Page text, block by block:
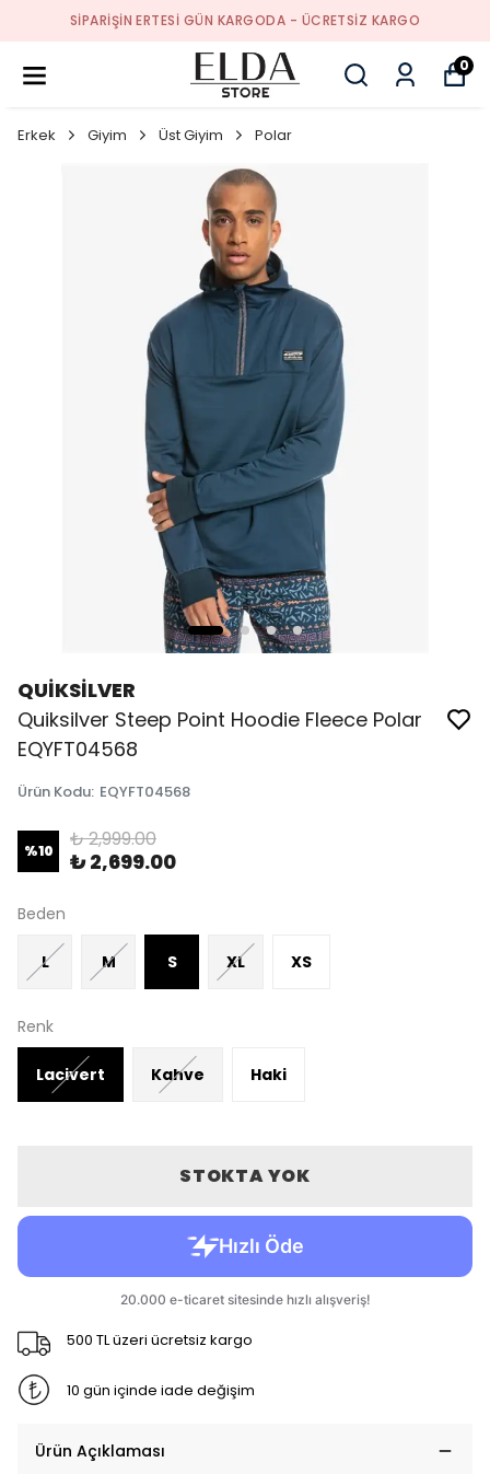
SIPARIŞIN ERTESI GÜN KARGODA - ÜCRETSIZ KARGO
0
Erkek Giyim Üst Giyim Polar
QUİKSİLVER
Quiksilver Steep Point Hoodie Fleece Polar
EQYFT04568
Ürün Kodu: EQYFT04568
%10 ₺ 2,999.00
₺ 2,699.00
Beden
L M S XL XS
Renk
Lacivert Kahve Haki
STOKTA YOK
500 TL üzeri ücretsiz kargo
10 gün içinde iade değişim
Ürün Açıklaması